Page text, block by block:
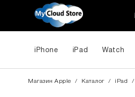
iPhone iPad Watch
Магазин Apple / Каталог / iPad /